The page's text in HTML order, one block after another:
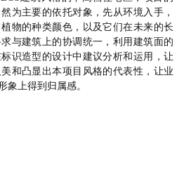
为主要的依托对象，先从环境入手，
物的种类颜色，以及它们在未来的长
与建筑上的协调统一，利用建筑面的
识造型的设计中建议分析和运用，让
和凸显出本项目风格的代表性，让业
象上得到归属感。